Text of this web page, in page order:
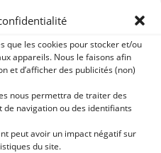
que les cookies pour stocker et/ou
appareils. Nous le faisons afin
et d’afficher des publicités (non)
nous permettra de traiter des
navigation ou des identifiants
peut avoir un impact négatif sur
du site.
plantes et principes
et de la phytonutrition sur
à démontrer.Nous utilisons
plus de 100 espèces de
sous forme coupée en
dans les préparations